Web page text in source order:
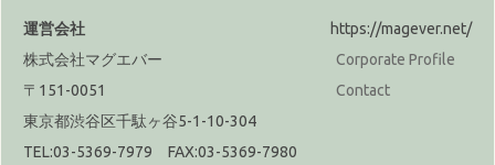
運営会社
株式会社マグエバー
〒151-0051
東京都渋谷区千駄ヶ谷5-1-10-304
TEL:03-5369-7979 FAX:03-5369-7980
https://magever.net/
Corporate Profile
Contact